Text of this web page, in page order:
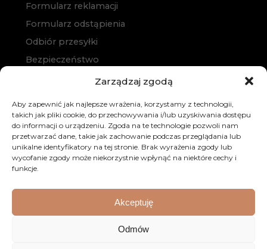
Zarządzaj zgodą
Aby zapewnić jak najlepsze wrażenia, korzystamy z technologii,
takich jak pliki cookie, do przechowywania i/lub uzyskiwania dostępu
do informacji o urządzeniu. Zgoda na te technologie pozwoli nam
przetwarzać dane, takie jak zachowanie podczas przeglądania lub
unikalne identyfikatory na tej stronie. Brak wyrażenia zgody lub
wycofanie zgody może niekorzystnie wpłynąć na niektóre cechy i
funkcje.
Akceptuję
Odmów
Formularz reklamacji
Formularz odstąpienia
Odbiór przesyłki
Bezpieczeństwo
Polityka prywatności
Zakup na raty
Kontakt
© 2026 Dobre Meble. Wszystkie prawa zastrzeżone.